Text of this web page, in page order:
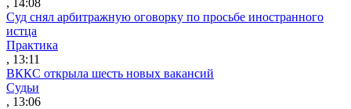
Суд снял арбитражную оговорку по просьбе иностранного
истца
Практика
, 13:11
ВККС открыла шесть новых вакансий
Судьи
, 13:06